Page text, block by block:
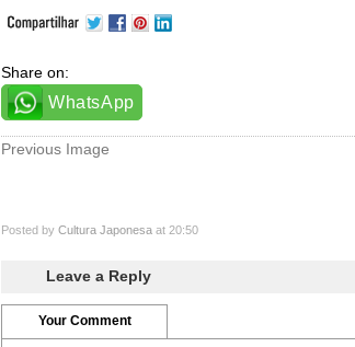
Share on:
WhatsApp
Previous Image
Posted by Cultura Japonesa at 20:50
Leave a Reply
Your Comment